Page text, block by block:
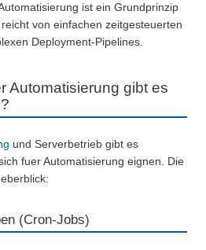
ist ein Grundprinzip
von einfachen zeitgesteuerten
Deployment-Pipelines.
Automatisierung gibt es
und Serverbetrieb gibt es
fuer Automatisierung eignen. Die
(Cron-Jobs)